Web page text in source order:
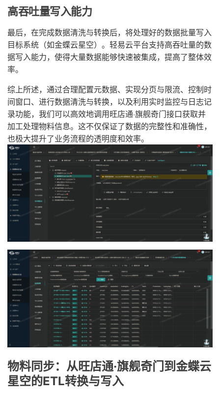
高吞吐量写入能力
最后，在完成数据清洗与转换后，将处理好的数据批量写入
目标系统（如金蝶云星空）。轻易云平台支持高吞吐量的数
据写入能力，使得大量数据能够快速被集成，提高了整体效
率。
综上所述，通过合理配置元数据、实现分页与限流、控制时
间窗口、进行数据清洗与转换，以及利用实时监控与日志记
录功能，我们可以高效地调用旺店通·旗舰奇门接口获取并
加工处理物料信息。这不仅保证了数据的完整性和准确性，
也极大提升了业务流程的透明度和效率。
物料同步：从旺店通·旗舰奇门到金蝶云
星空的ETL转换与写入